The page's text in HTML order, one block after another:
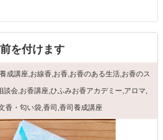
を付けます
成講座,お線香,お香,お香のある生活,お香のス
談会,お香講座,ひふみお香アカデミー,アロマ,
香・匂い袋,香司 ,香司養成講座